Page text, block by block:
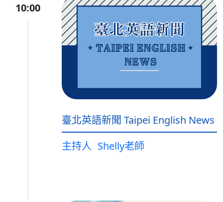
10:00
臺北英語新聞 Taipei English News
主持人 Shelly老師